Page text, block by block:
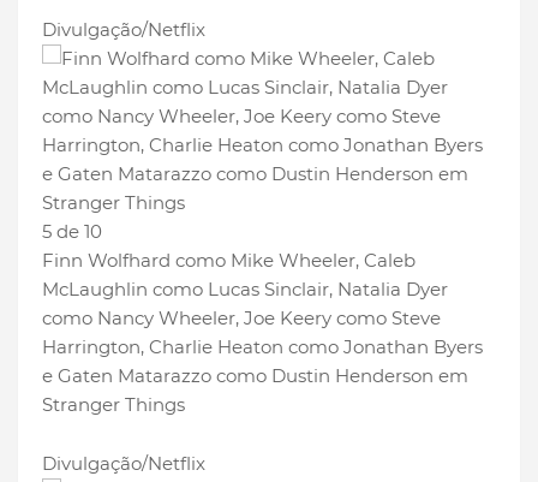
Divulgação/Netflix
5 de 10
Finn Wolfhard como Mike Wheeler, Caleb
McLaughlin como Lucas Sinclair, Natalia Dyer
como Nancy Wheeler, Joe Keery como Steve
Harrington, Charlie Heaton como Jonathan Byers
e Gaten Matarazzo como Dustin Henderson em
Stranger Things
Divulgação/Netflix